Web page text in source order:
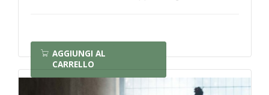
AGGIUNGI AL
CARRELLO